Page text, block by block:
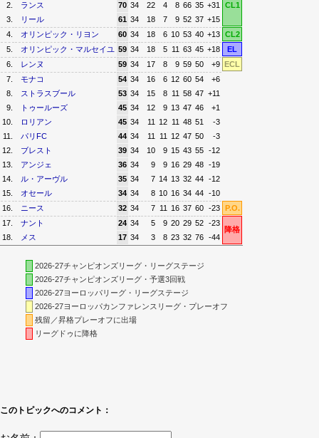
CL1
2. ランス 70 34 22 4 8 66 35 +31
3.
リール 61 34 18 7 9 52 37 +15
4.
オリンピック・リヨン 60 34 18 6 10 53 40 +13 CL2
5.
オリンピック・マルセイユ 59 34 18 5 11 63 45 +18
EL
6.
レンヌ 59 34 17 8 9 59 50 +9 ECL
7.
モナコ 54 34 16 6 12 60 54
+6
8.
ストラスブール 53 34 15 8 11 58 47 +11
9.
トゥールーズ 45 34 12 9 13 47 46
+1
10.
ロリアン 45 34 11 12 11 48 51
-3
11.
パリFC 44 34 11 11 12 47 50
-3
12.
ブレスト 39 34 10 9 15 43 55 -12
13.
アンジェ 36 34 9 9 16 29 48 -19
14.
ル・アーヴル 35 34 7 14 13 32 44 -12
15.
オセール 34 34 8 10 16 34 44 -10
16.
ニース 32 34 7 11 16 37 60 -23 P.O.
17.
ナント 24 34 5 9 20 29 52 -23
降格
18.
メス 17 34 3 8 23 32 76 -44
2026-27チャンピオンズリーグ・リーグステージ
2026-27チャンピオンズリーグ・予選3回戦
2026-27ヨーロッパリーグ・リーグステージ
2026-27ヨーロッパカンファレンスリーグ・プレーオフ
残留／昇格プレーオフに出場
リーグドゥに降格
このトピックへのコメント：